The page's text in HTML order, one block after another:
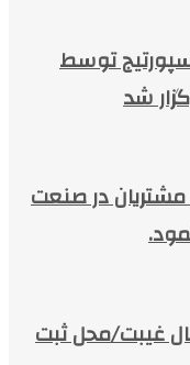
توسط
شد
در صنعت
ویژه سربازان با ۸ سال غیبت/محل ثبت